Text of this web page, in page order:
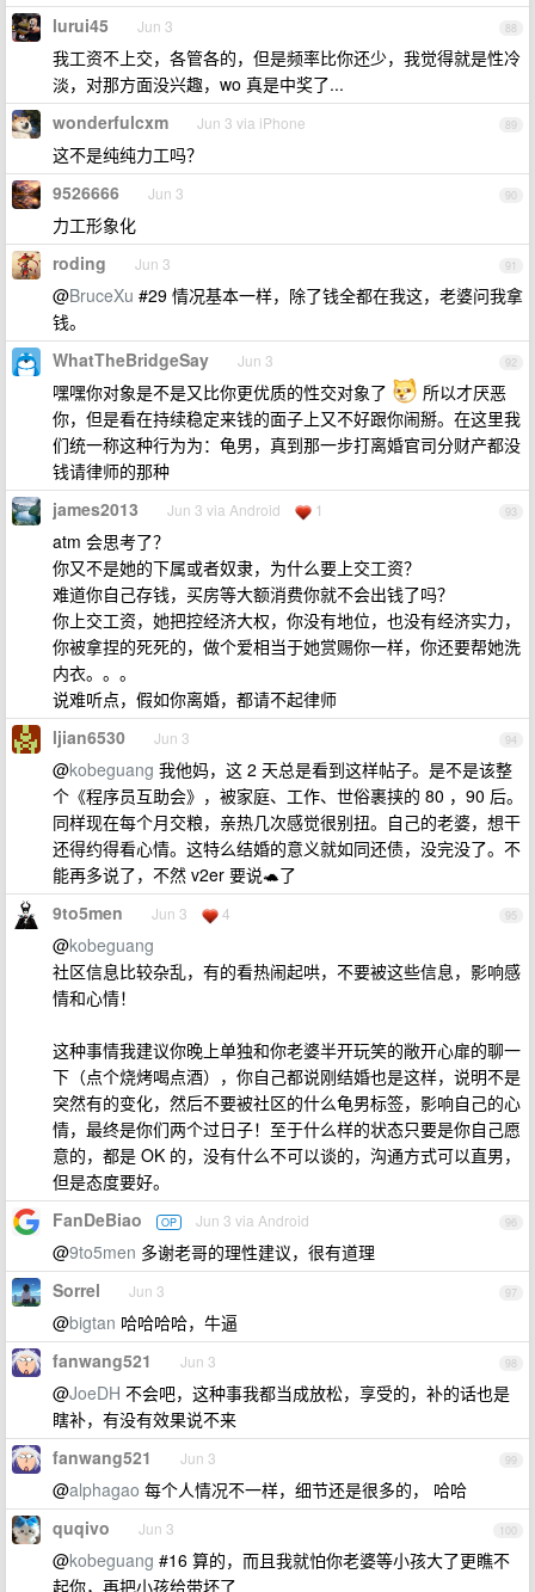
88
lurui45 Jun 3
我工资不上交，各管各的，但是频率比你还少，我觉得就是性冷
淡，对那方面没兴趣，wo 真是中奖了...
89
wonderfulcxm Jun 3 via iPhone
这不是纯纯力工吗？
90
9526666 Jun 3
力工形象化
91
roding Jun 3
@BruceXu #29 情况基本一样，除了钱全都在我这，老婆问我拿
钱。
92
WhatTheBridgeSay Jun 3
嘿嘿你对象是不是又比你更优质的性交对象了
所以才厌恶
你，但是看在持续稳定来钱的面子上又不好跟你闹掰。在这里我
们统一称这种行为为：龟男，真到那一步打离婚官司分财产都没
钱请律师的那种
93
james2013 Jun 3 via Android 1
atm 会思考了？
你又不是她的下属或者奴隶，为什么要上交工资？
难道你自己存钱，买房等大额消费你就不会出钱了吗？
你上交工资，她把控经济大权，你没有地位，也没有经济实力，
你被拿捏的死死的，做个爱相当于她赏赐你一样，你还要帮她洗
内衣。。。
说难听点，假如你离婚，都请不起律师
94
ljian6530 Jun 3
@kobeguang 我他妈，这 2 天总是看到这样帖子。是不是该整
个《程序员互助会》，被家庭、工作、世俗裹挟的 80 ，90 后。
同样现在每个月交粮，亲热几次感觉很别扭。自己的老婆，想干
还得约得看心情。这特么结婚的意义就如同还债，没完没了。不
能再多说了，不然 v2er 要说🐢了
95
9to5men Jun 3 4
@kobeguang
社区信息比较杂乱，有的看热闹起哄，不要被这些信息，影响感
情和心情！
这种事情我建议你晚上单独和你老婆半开玩笑的敞开心扉的聊一
下（点个烧烤喝点酒），你自己都说刚结婚也是这样，说明不是
突然有的变化，然后不要被社区的什么龟男标签，影响自己的心
情，最终是你们两个过日子！至于什么样的状态只要是你自己愿
意的，都是 OK 的，没有什么不可以谈的，沟通方式可以直男，
但是态度要好。
96
FanDeBiao OP Jun 3 via Android
@9to5men 多谢老哥的理性建议，很有道理
97
Sorrel Jun 3
@bigtan 哈哈哈哈，牛逼
98
fanwang521 Jun 3
@JoeDH 不会吧，这种事我都当成放松，享受的，补的话也是
瞎补，有没有效果说不来
99
fanwang521 Jun 3
@alphagao 每个人情况不一样，细节还是很多的， 哈哈
100
quqivo Jun 3
@kobeguang #16 算的，而且我就怕你老婆等小孩大了更瞧不
起你，再把小孩给带坏了